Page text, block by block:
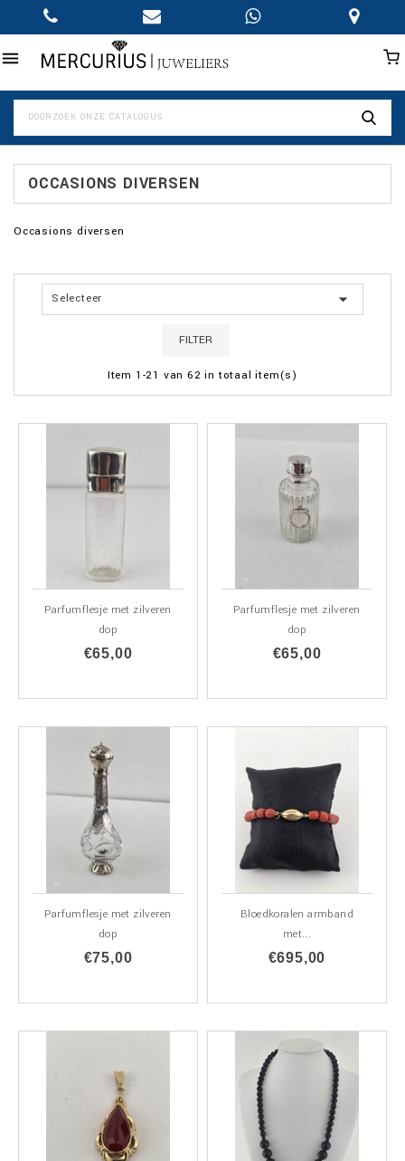

OCCASIONS DIVERSEN
Occasions diversen
Selecteer 
FILTER
Item 1-21 van 62 in totaal item(s)
Parfumflesje met zilveren
dop
€65,00
Parfumflesje met zilveren
dop
€65,00
Parfumflesje met zilveren
dop
€75,00
Bloedkoralen armband
met...
€695,00